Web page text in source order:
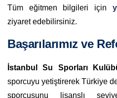
Tüm eğitmen bilgileri için
ziyaret edebilirsiniz.
Başarılarımız ve
İstanbul Su Sporları
sporcuyu yetiştirerek Türkiye
sporcusunu lisanslı